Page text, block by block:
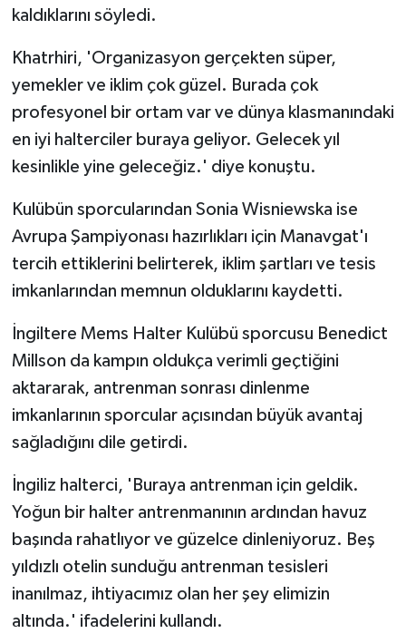
kaldıklarını söyledi.
Khatrhiri, 'Organizasyon gerçekten süper,
yemekler ve iklim çok güzel. Burada çok
profesyonel bir ortam var ve dünya klasmanındaki
en iyi halterciler buraya geliyor. Gelecek yıl
kesinlikle yine geleceğiz.' diye konuştu.
Kulübün sporcularından Sonia Wisniewska ise
Avrupa Şampiyonası hazırlıkları için Manavgat'ı
tercih ettiklerini belirterek, iklim şartları ve tesis
imkanlarından memnun olduklarını kaydetti.
İngiltere Mems Halter Kulübü sporcusu Benedict
Millson da kampın oldukça verimli geçtiğini
aktararak, antrenman sonrası dinlenme
imkanlarının sporcular açısından büyük avantaj
sağladığını dile getirdi.
İngiliz halterci, 'Buraya antrenman için geldik.
Yoğun bir halter antrenmanının ardından havuz
başında rahatlıyor ve güzelce dinleniyoruz. Beş
yıldızlı otelin sunduğu antrenman tesisleri
inanılmaz, ihtiyacımız olan her şey elimizin
altında.' ifadelerini kullandı.